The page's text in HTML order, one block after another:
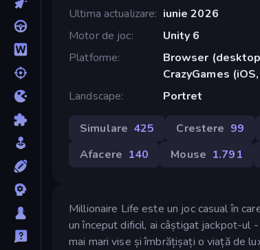
Ultima actualizare
iunie 2026
Motor de joc
Unity 6
Platforme
Browser
CrazyGames
Landscape
Portret
Simulare 425 Crestere 99
Afacere 140 Mouse 1.791
Millionaire Life este un joc casual în
un început dificil, ai câștigat jackpot-ul
mai mari vise și îmbrățișați o viață de